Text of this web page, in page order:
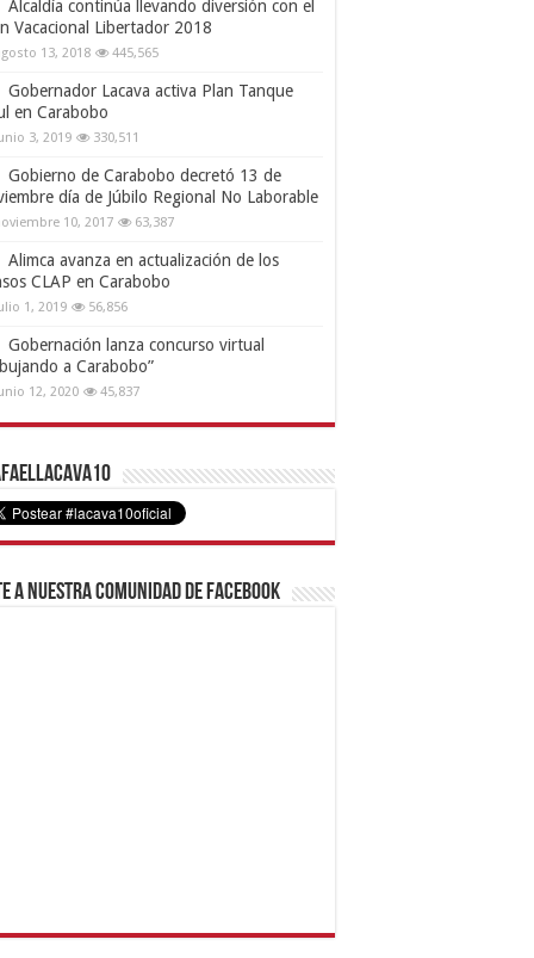
Alcaldía continúa llevando diversión con el
Vacacional Libertador 2018
13, 2018 445,565
Gobernador Lacava activa Plan Tanque
en Carabobo
3, 2019 330,511
Gobierno de Carabobo decretó 13 de
día de Júbilo Regional No Laborable
10, 2017 63,387
Alimca avanza en actualización de los
CLAP en Carabobo
1, 2019 56,856
Gobernación lanza concurso virtual
a Carabobo”
12, 2020 45,837
a nuestra comunidad de Facebook